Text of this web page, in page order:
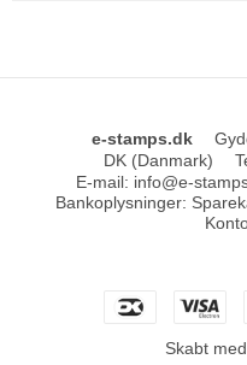
e-stamps.dk
DK (Danmark)
E-mail: info@e-
Bankoplysninger:
Skabt